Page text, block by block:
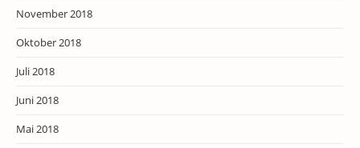
November 2018
Oktober 2018
Juli 2018
Juni 2018
Mai 2018